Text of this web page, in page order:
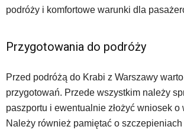
podróży i komfortowe warunki dla
Przygotowania do podróży
Przed podróżą do Krabi z Warszawy
przygotowań. Przede wszystkim należy
paszportu i ewentualnie złożyć wniosek o
Należy również pamiętać o